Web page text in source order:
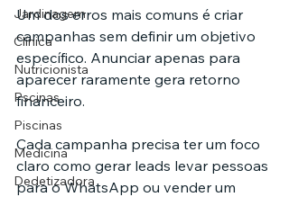
Jardinagem
Clínica
Nutricionista
Pscinas
Piscinas
Medicina
Dedetizadora
Um dos erros mais comuns é criar
campanhas sem definir um objetivo
específico. Anunciar apenas para
aparecer raramente gera retorno
financeiro.
Cada campanha precisa ter um foco
claro como gerar leads levar pessoas
para o WhatsApp ou vender um